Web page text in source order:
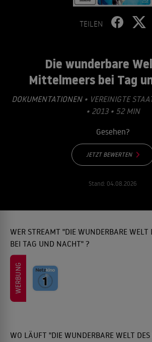
TEILEN
Die wunderbare
Mittelmeers bei Tag
DOKUMENTATIONEN• VEREINIGTE
• 2013 • 52 MIN
Gesehen?
JETZT BEWERTEN
Stand: 04.08.2026
WER STREAMT "DIE WUNDERBARE WELT
BEI TAG UND NACHT" ?
WERBUNG
WO LÄUFT "DIE WUNDERBARE WELT DES